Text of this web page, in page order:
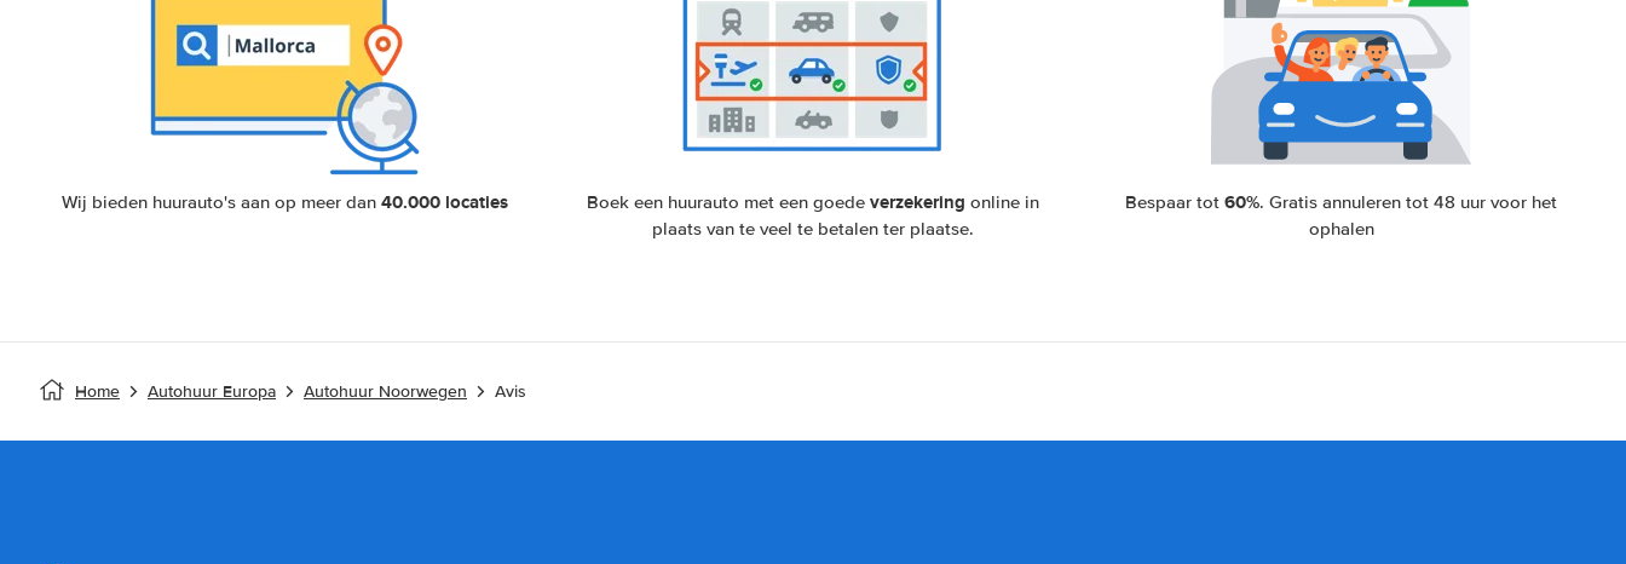
Wij bieden huurauto's aan op meer dan 40.000 locaties Boek een huurauto met een goede verzekering online in
plaats van te veel te betalen ter plaatse.
Bespaar tot60%. Gratis annuleren tot 48 uur voor het
ophalen
Home Autohuur Europa Autohuur Noorwegen Avis